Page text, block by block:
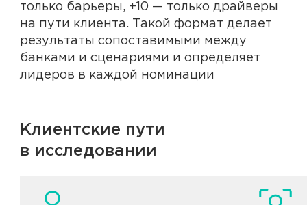
только барьеры, +10 — только драйверы
на пути клиента. Такой формат делает
результаты сопоставимыми между
банками и сценариями и определяет
лидеров в каждой номинации
Клиентские пути
в исследовании